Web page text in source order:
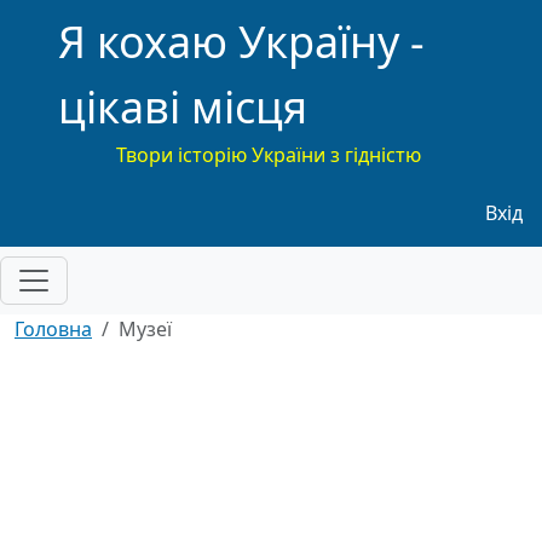
Я кохаю Україну -
цікаві місця
Твори історію України з гідністю
Вхід
Головна Музеї